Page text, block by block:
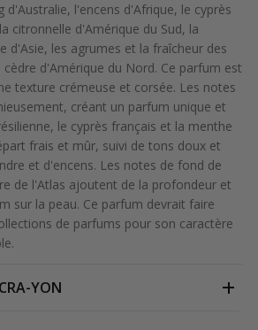
d'Australie, l'encens d'Afrique, le cyprès
citronnelle d'Amérique du Sud, la
d'Asie, les agrumes et la fraîcheur des
d'Amérique du Nord. Ce parfum est
texture crémeuse et corsée. Les notes
créant un parfum unique et
le cyprès français et la menthe
frais et mûr, suivi de tons doux et
et d'encens. Les notes de fond de
de l'Atlas ajoutent de la profondeur et
sur la peau. Ce parfum devrait faire
de parfums pour son caractère
CRA-YON